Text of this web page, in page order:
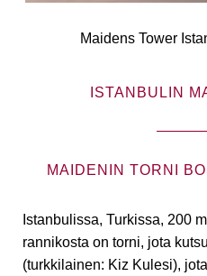
Maidens Tower
ISTANBULIN
MAIDENIN TORNI
Istanbulissa, Turkissa, 200
rannikosta on torni, jota
(turkkilainen: Kiz Kulesi),